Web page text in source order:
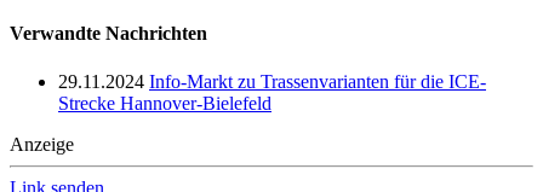
Verwandte Nachrichten
29.11.2024 Info-Markt zu Trassenvarianten für die ICE-
Strecke Hannover-Bielefeld
Anzeige
Link senden